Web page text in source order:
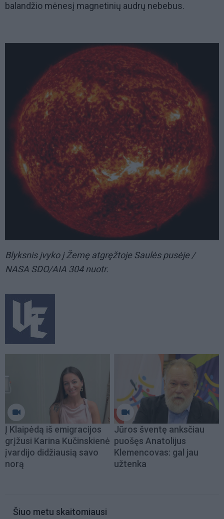
balandžio mėnesį magnetinių audrų nebebus.
Blyksnis įvyko į Žemę atgręžtoje Saulės pusėje /
NASA SDO/AIA 304 nuotr.
Į Klaipėdą iš emigracijos
grįžusi Karina Kučinskienė
įvardijo didžiausią savo
norą
Jūros šventę anksčiau
puošęs Anatolijus
Klemencovas: gal jau
užtenka
Šiuo metu skaitomiausi